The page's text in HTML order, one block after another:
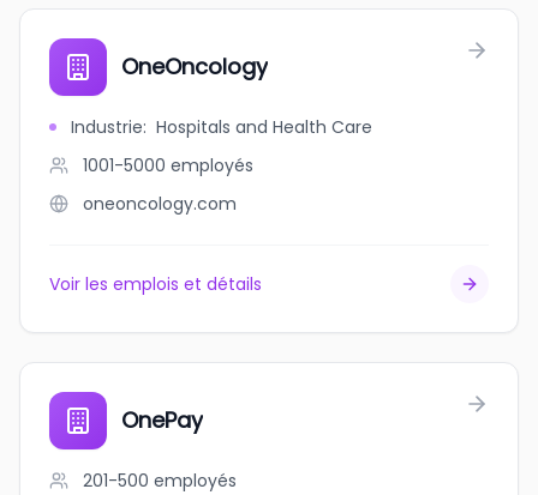
OneOncology
Industrie: Hospitals and Health Care
1001-5000 employés
oneoncology.com
Voir les emplois et détails
OnePay
201-500 employés